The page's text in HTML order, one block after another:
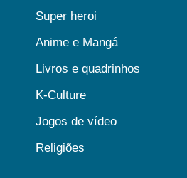
Super heroi
Anime e Mangá
Livros e quadrinhos
K-Culture
Jogos de vídeo
Religiões